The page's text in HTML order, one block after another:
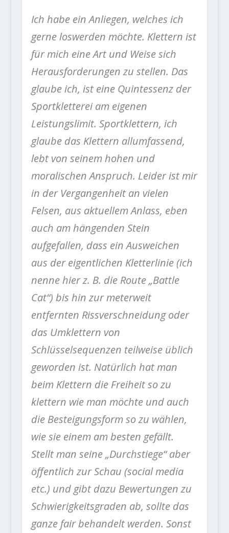
Ich habe ein Anliegen, welches ich
gerne loswerden möchte. Klettern ist
für mich eine Art und Weise sich
Herausforderungen zu stellen. Das
glaube ich, ist eine Quintessenz der
Sportkletterei am eigenen
Leistungslimit. Sportklettern, ich
glaube das Klettern allumfassend,
lebt von seinem hohen und
moralischen Anspruch. Leider ist mir
in der Vergangenheit an vielen
Felsen, aus aktuellem Anlass, eben
auch am hängenden Stein
aufgefallen, dass ein Ausweichen
aus der eigentlichen Kletterlinie (ich
nenne hier z. B. die Route „Battle
Cat“) bis hin zur meterweit
entfernten Rissverschneidung oder
das Umklettern von
Schlüsselsequenzen teilweise üblich
geworden ist. Natürlich hat man
beim Klettern die Freiheit so zu
klettern wie man möchte und auch
die Besteigungsform so zu wählen,
wie sie einem am besten gefällt.
Stellt man seine „Durchstiege“ aber
öffentlich zur Schau (social media
etc.) und gibt dazu Bewertungen zu
Schwierigkeitsgraden ab, sollte das
ganze fair behandelt werden. Sonst